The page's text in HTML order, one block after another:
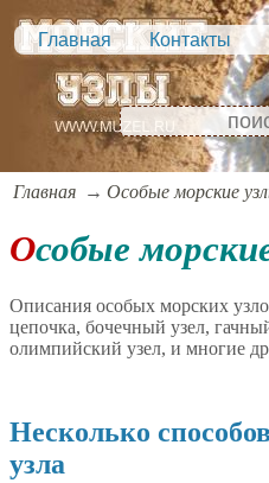
Главная Контакты
Главная Особые морские
Особые
Описания особых морских
цепочка, бочечный узел,
олимпийский узел, и многие
Несколько
узла